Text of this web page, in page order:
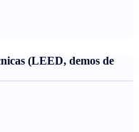
(LEED, demos de